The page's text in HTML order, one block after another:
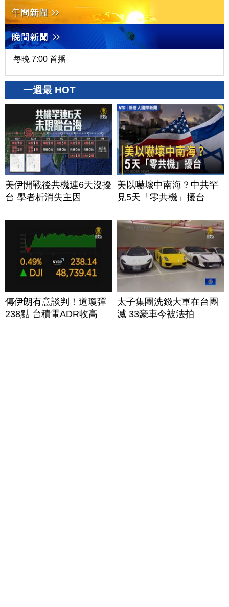
每晚 7:00 首播
一週最 HOT
美伊開戰後共機連6天沒擾
台 學者析消失主因
美以嚇壞中南海？中共罕
見5天「零共機」擾台
傳伊朗有意談判！道瓊彈
238點 台積電ADR收高
太子集團洗錢大軍在台團
滅 33豪車今被法拍